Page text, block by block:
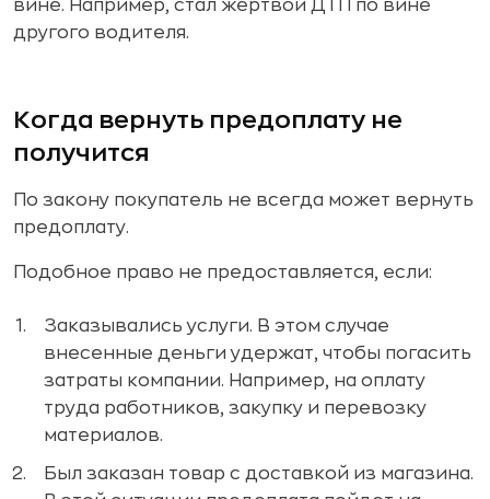
вине. Например, стал жертвой ДТП по вине
другого водителя.
Когда вернуть предоплату не
получится
По закону покупатель не всегда может вернуть
предоплату.
Подобное право не предоставляется, если:
Заказывались услуги. В этом случае
внесенные деньги удержат, чтобы погасить
затраты компании. Например, на оплату
труда работников, закупку и перевозку
материалов.
Был заказан товар с доставкой из магазина.